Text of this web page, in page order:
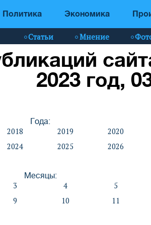
Политика Экономика
Статьи Мнение
2023 год,
Года:
2018 2019 2020
2024 2025 2026
Месяцы:
3 4 5
9 10 11